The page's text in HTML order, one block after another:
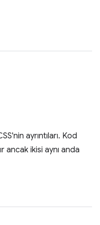
ayrıntıları. Kod
ancak ikisi aynı anda